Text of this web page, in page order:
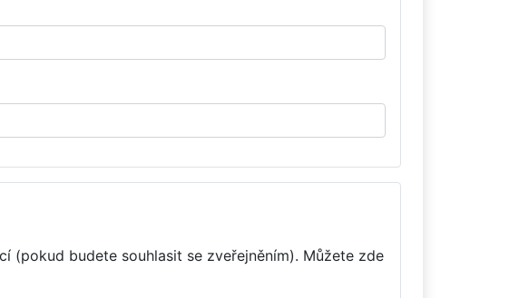
budete souhlasit se zveřejněním). Můžete zde